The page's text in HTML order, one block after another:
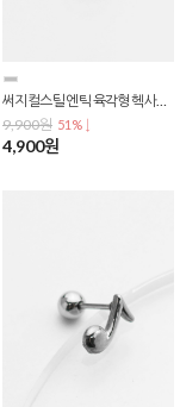
써지컬스틸 엔틱 육각형 헥사곤 스파이더 네트 바벨 피어싱 P-0747
9,900원 51% ↓
4,900원